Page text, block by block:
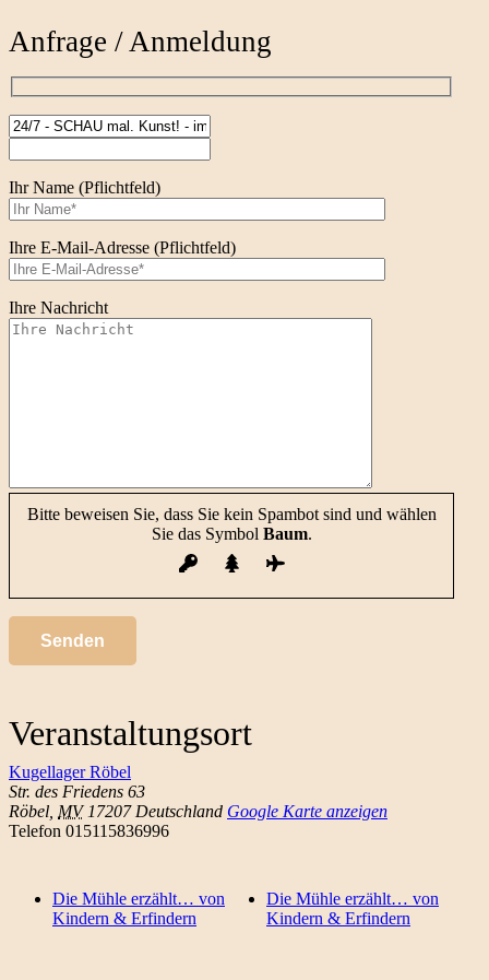
Veranstaltungsort
Kugellager Röbel
Str. des Friedens 63
Röbel MV 17207 Deutschland Google Karte anzeigen
Telefon 015115836996
Anfrage / Anmeldung
Ihr Name (Pflichtfeld)
Ihre E-Mail-Adresse (Pflichtfeld)
Ihre Nachricht
Bitte beweisen Sie, dass Sie kein Spambot sind und wählen
Sie das SymbolBaum.
Die Mühle erzählt… von
Kindern & Erfindern
Die Mühle erzählt… von
Kindern & Erfindern